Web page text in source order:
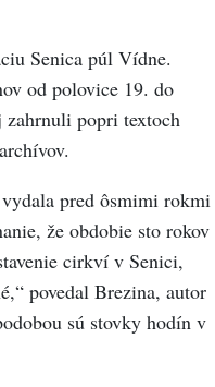
Senica púl Vídne.
od polovice 19. do
zahrnuli popri textoch
pred ôsmimi rokmi
že obdobie sto rokov
cirkví v Senici,
povedal Brezina, autor
sú stovky hodín v